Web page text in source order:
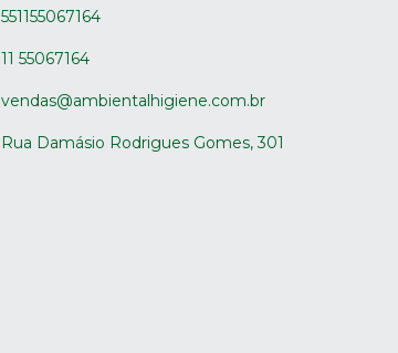
551155067164
11 55067164
vendas@ambientalhigiene.com.br
Rua Damásio Rodrigues Gomes, 301